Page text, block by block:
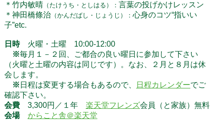
＊竹内敏晴（たけうち・としはる）： 言葉の投げかけレッスン
＊神田橋條治（かんだばし・じょうじ）： 心身のコツ“指いい
子”etc.
日時火曜・土曜 10:00-12:00
※毎月１－２回
ご都合の良い曜日に参加して下さい
（火曜と土曜の内容は同じです）。なお、２月と８月は休
会します。
※ 日程は変更する場合もあるので、 日程カレンダーでご
確認下さい。
会費3,300円／１年 楽天堂フレンズ会員（と家族）無料
会場
からこと舎＠楽天堂